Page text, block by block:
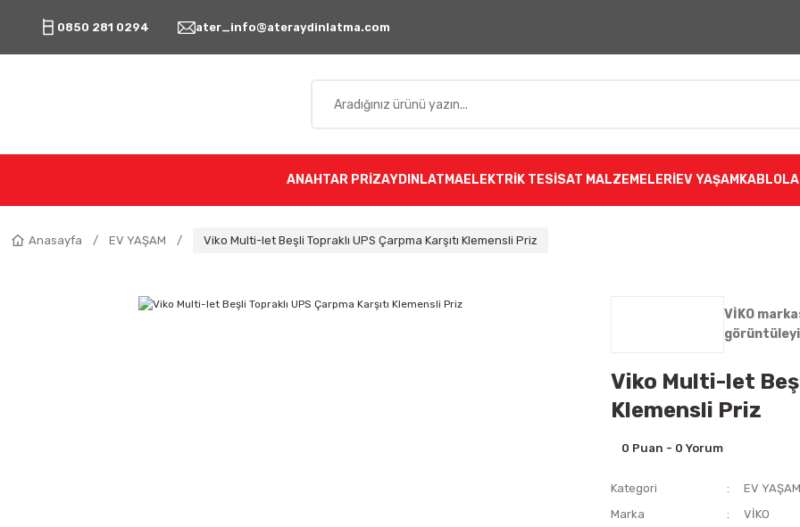
0850 281 0294 ater_info@ateraydinlatma.com
ANAHTAR PRİZAYDINLATMAELEKTRİK TESİSAT MALZEMELERİEV YAŞAM
Anasayfa EV YAŞAM Viko Multi-let Beşli Topraklı UPS Çarpma Karşıtı Klemensli Priz
VİKO
Viko Multi-let
Klemensli Priz
0 Puan - 0 Yorum
Kategori EV YAŞAM
Marka
VİKO